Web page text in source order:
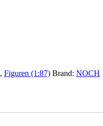
, Figuren (1:87) Brand: NOCH